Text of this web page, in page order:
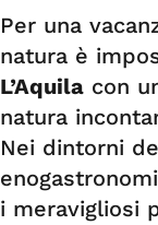
Per una
natura è
L’Aquila con
natura
Nei dintorni
i meravigliosi